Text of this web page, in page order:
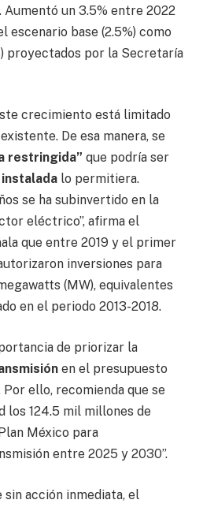
un 3.5% entre 2022
escenario base (2.5%) como
proyectados por la Secretaría
crecimiento está limitado
De esa manera, se
restringida” que podría ser
lo permitiera.
se ha subinvertido en la
eléctrico”, afirma el
que entre 2019 y el primer
inversiones para
(MW), equivalentes
en el periodo 2013-2018.
de priorizar la
en el presupuesto
Por ello, recomienda que se
los 124.5 mil millones de
México para
entre 2025 y 2030”.
acción inmediata, el